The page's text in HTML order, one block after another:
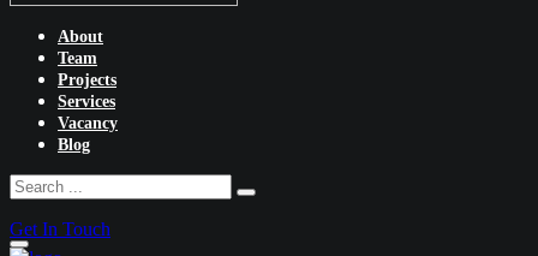
About
Team
Projects
Services
Vacancy
Blog
Get In Touch